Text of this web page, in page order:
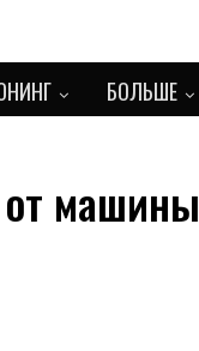
БОЛЬШЕ
от машины